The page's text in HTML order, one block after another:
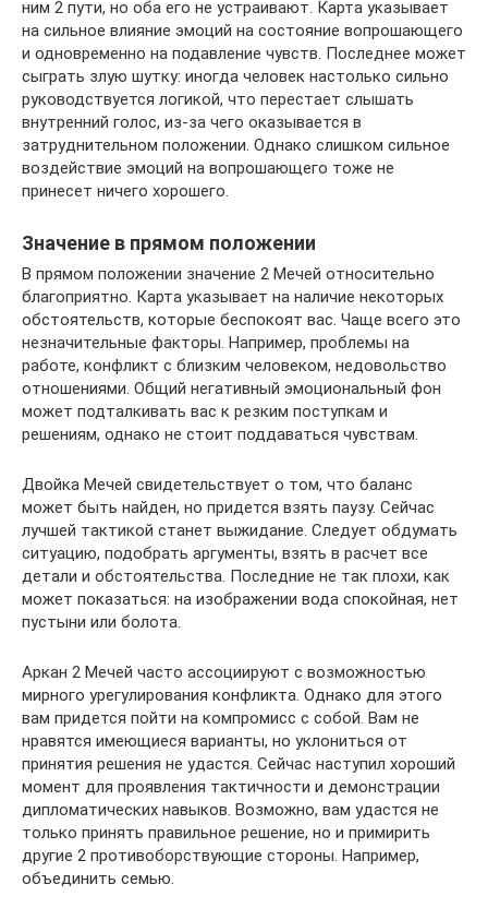
ним 2 пути, но оба его не устраивают. Карта указывает
на сильное влияние эмоций на состояние вопрошающего
и одновременно на подавление чувств. Последнее может
сыграть злую шутку: иногда человек настолько сильно
руководствуется логикой, что перестает слышать
внутренний голос, из-за чего оказывается в
затруднительном положении. Однако слишком сильное
воздействие эмоций на вопрошающего тоже не
принесет ничего хорошего.
Значение в прямом положении
В прямом положении значение 2 Мечей относительно
благоприятно. Карта указывает на наличие некоторых
обстоятельств, которые беспокоят вас. Чаще всего это
незначительные факторы. Например, проблемы на
работе, конфликт с близким человеком, недовольство
отношениями. Общий негативный эмоциональный фон
может подталкивать вас к резким поступкам и
решениям, однако не стоит поддаваться чувствам.
Двойка Мечей свидетельствует о том, что баланс
может быть найден, но придется взять паузу. Сейчас
лучшей тактикой станет выжидание. Следует обдумать
ситуацию, подобрать аргументы, взять в расчет все
детали и обстоятельства. Последние не так плохи, как
может показаться: на изображении вода спокойная, нет
пустыни или болота.
Аркан 2 Мечей часто ассоциируют с возможностью
мирного урегулирования конфликта. Однако для этого
вам придется пойти на компромисс с собой. Вам не
нравятся имеющиеся варианты, но уклониться от
принятия решения не удастся. Сейчас наступил хороший
момент для проявления тактичности и демонстрации
дипломатических навыков. Возможно, вам удастся не
только принять правильное решение, но и примирить
другие 2 противоборствующие стороны. Например,
объединить семью.